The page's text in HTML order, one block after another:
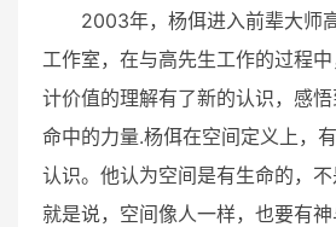
2003年，杨佴进入前辈大师
工作室，在与高先生工作的过程
计价值的理解有了新的认识，感
命中的力量.杨佴在空间定义上，
认识。他认为空间是有生命的，
就是说，空间像人一样，也要有